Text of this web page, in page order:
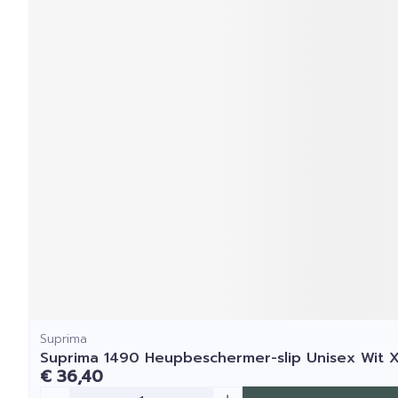
Suprima
Suprima 1490 Heupbeschermer-slip Unisex Wit
€ 36,40